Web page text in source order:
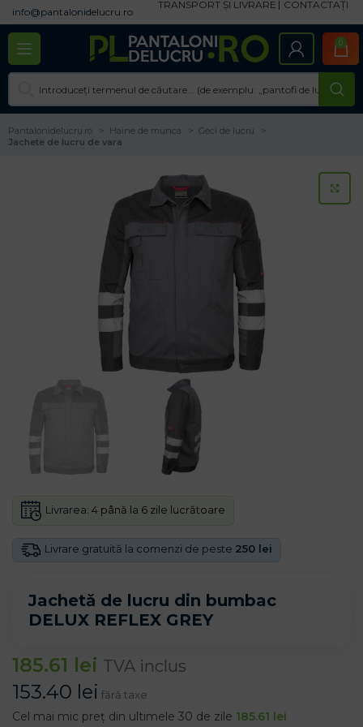
info@pantalonidelucru.ro
TRANSPORT ȘI LIVRARE CONTACTAȚI
0
Pantalonidelucru.ro Haine de munca
Geci de lucru
Jachete de lucru de vara
Jachetă de lucru din bumbac
DELUX REFLEX GREY
Livrare gratuită la comenzi de peste 250 lei
Livrarea: 4 până la 6 zile lucrătoare
185.61 lei TVA inclus
153.40 lei fără taxe
Cel mai mic preț din ultimele 30 de zile 185.61 lei